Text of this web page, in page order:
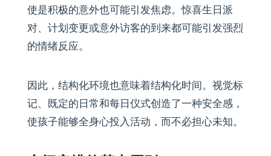
使是积极的意外也可能引发焦虑。惊喜生日派
对、计划变更或意外访客的到来都可能引发强烈
的情绪反应。
因此，结构化环境也意味着结构化时间。视觉标
记、既定的日常和每日仪式创造了一种安全感，
使孩子能够全身心投入活动，而不必担心未知。